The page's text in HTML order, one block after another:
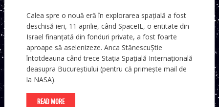
Calea spre o nouă eră în explorarea spațială a fost
deschisă ieri, 11 aprilie, când SpaceIL, o entitate din
Israel finanțată din fonduri private, a fost foarte
aproape să aselenizeze. Anca StănescuȘtie
întotdeauna când trece Stația Spațială Internațională
deasupra Bucureștiului (pentru că primește mail de
la NASA).
READ MORE